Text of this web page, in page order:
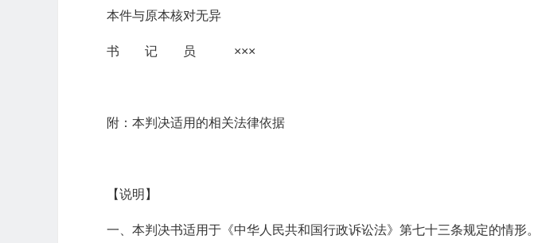
本件与原本核对无异
书 记 员 ×××
附：本判决适用的相关法律依据
【说明】
一、本判决书适用于《中华人民共和国行政诉讼法》第七十三条规定的情形。